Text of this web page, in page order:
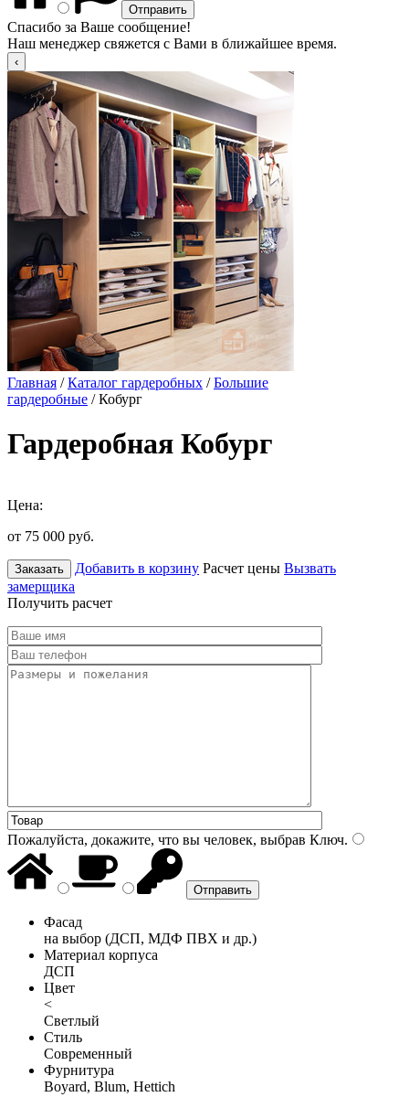
Спасибо за Ваше сообщение!
Наш менеджер свяжется с Вами в ближайшее время.
Главная /Каталог гардеробных /Большие
гардеробные / Кобург
Гардеробная Кобург
Цена:
от 75 000 руб.
Заказать Добавить в корзину Расчет цены Вызвать
замерщика
Получить расчет
Пожалуйста, докажите, что вы человек, выбрав Ключ.
Фасад
на выбор (ДСП, МДФ ПВХ и др.)
Материал корпуса
ДСП
Цвет
<
Светлый
Стиль
Современный
Фурнитура
Boyard, Blum, Hettich